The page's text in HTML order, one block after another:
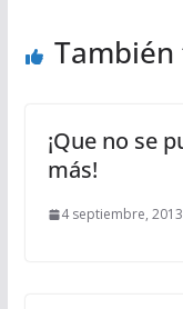
¡Que no se
más!
4 septiembre, 2013